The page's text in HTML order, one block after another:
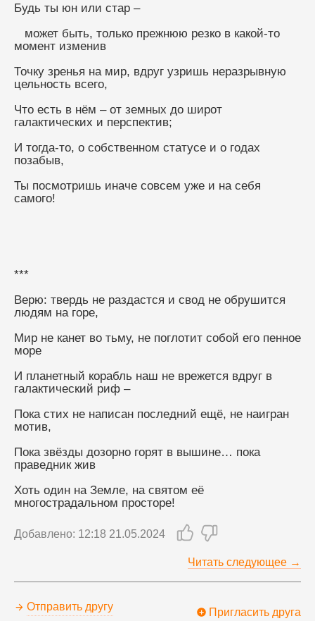
Будь ты юн или стар –
момент изменив
Точку зренья на мир, вдруг узришь неразрывную
цельность всего,
Что есть в нём – от земных до широт
галактических и перспектив;
И тогда-то, о собственном статусе и о годах
позабыв,
Ты посмотришь иначе совсем уже и на себя
самого!
***
Верю: твердь не раздастся и свод не обрушится
людям на горе,
Мир не канет во тьму, не поглотит собой его пенное
море
И планетный корабль наш не врежется вдруг в
галактический риф –
Пока стих не написан последний ещё, не наигран
мотив,
Пока звёзды дозорно горят в вышине… пока
праведник жив
Хоть один на Земле, на святом её
многострадальном просторе!
Добавлено: 12:18 21.05.2024
Читать следующее →
Отправить другу Пригласить друга